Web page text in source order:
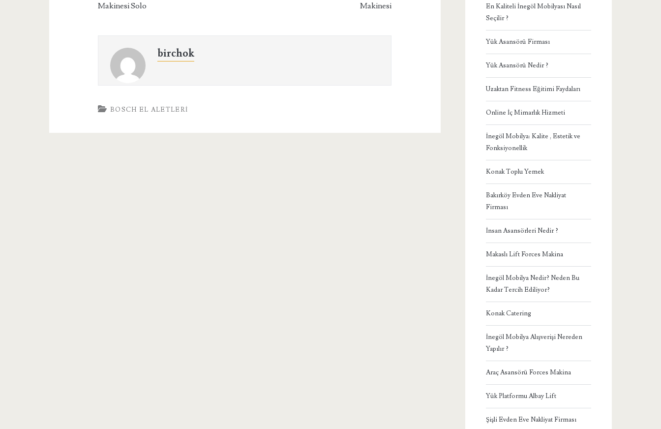
Makinesi Solo
Makinesi
birchok
BOSCH EL ALETLERI
En Kaliteli İnegöl Mobilyası Nasıl
Seçilir ?
Yük Asansörü Firması
Yük Asansörü Nedir ?
Uzaktan Fitness Eğitimi Faydaları
Online İç Mimarlık Hizmeti
İnegöl Mobilya: Kalite , Estetik ve
Fonksiyonellik
Konak Toplu Yemek
Bakırköy Evden Eve Nakliyat
Firması
İnsan Asansörleri Nedir ?
Makaslı Lift Forces Makina
İnegöl Mobilya Nedir? Neden Bu
Kadar Tercih Ediliyor?
Konak Catering
İnegöl Mobilya Alışverişi Nereden
Yapılır ?
Araç Asansörü Forces Makina
Yük Platformu Albay Lift
Şişli Evden Eve Nakliyat Firması